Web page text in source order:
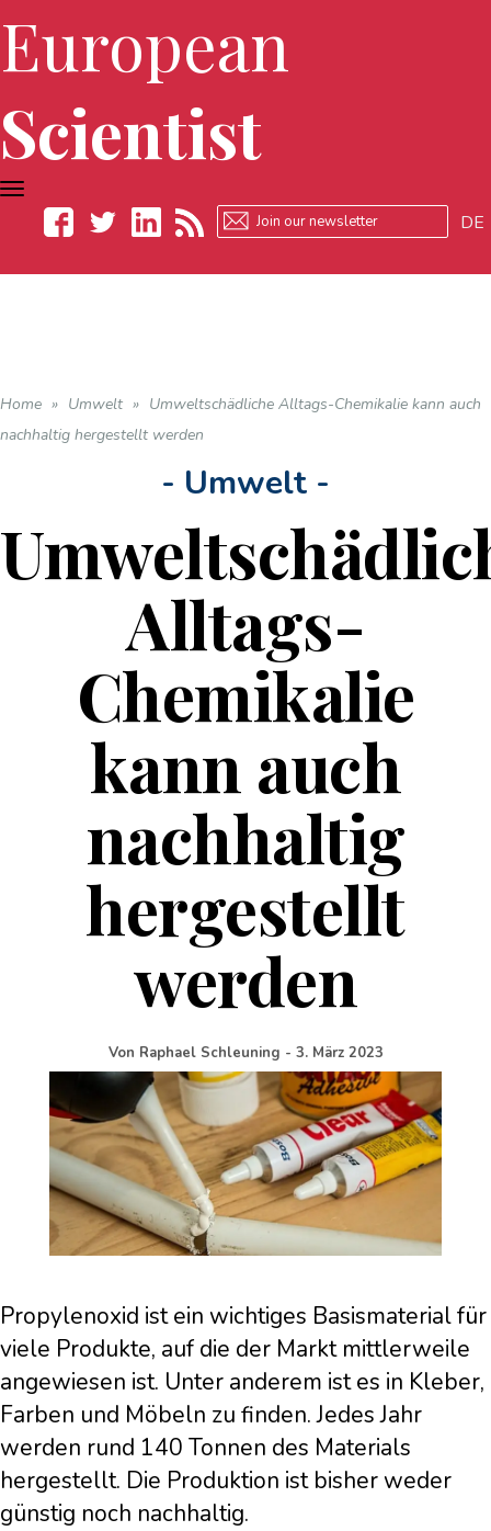
European
Scientist
DE
TOGGLE
NAVIGATION
Home » Umwelt » Umweltschädliche Alltags-Chemikalie kann auch
nachhaltig hergestellt werden
- Umwelt -
Alltags-
Chemikalie
kann auch
nachhaltig
hergestellt
werden
Von Raphael Schleuning - 3. März 2023
Propylenoxid ist ein wichtiges Basismaterial für
viele Produkte, auf die der Markt mittlerweile
angewiesen ist. Unter anderem ist es in Kleber,
Farben und Möbeln zu finden. Jedes Jahr
werden rund 140 Tonnen des Materials
hergestellt. Die Produktion ist bisher weder
günstig noch nachhaltig.